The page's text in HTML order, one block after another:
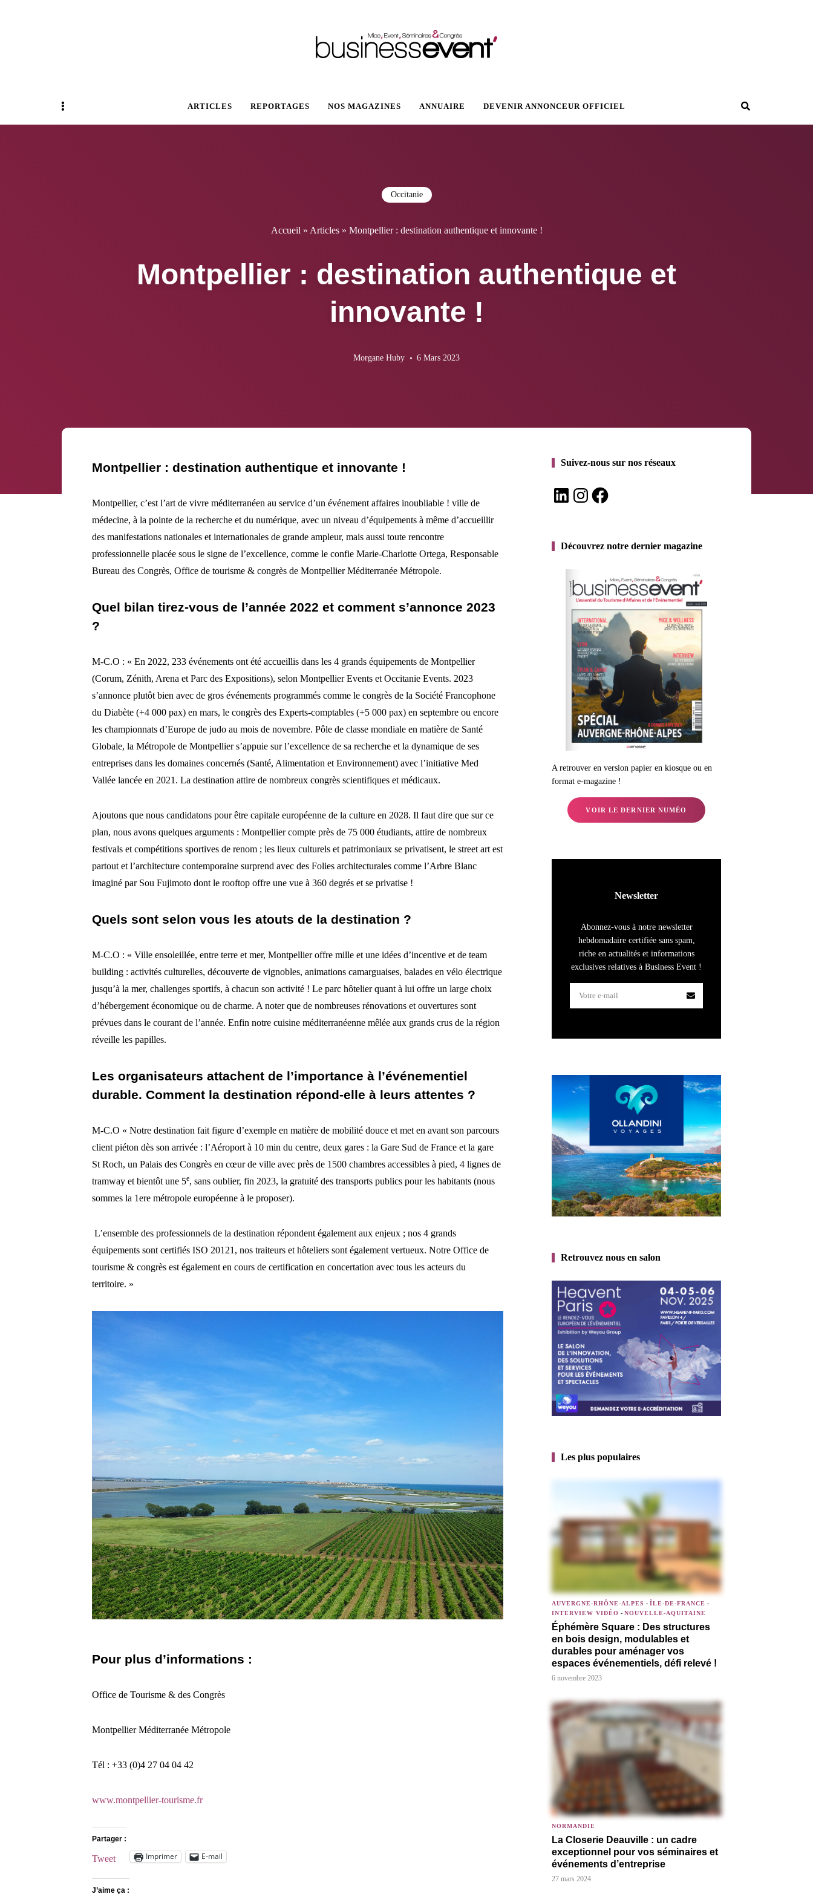
ARTICLES REPORTAGES NOS MAGAZINES ANNUAIRE DEVENIR ANNONCEUR OFFICIEL
Sidebar Recherche
Occitanie
Accueil » Articles» Montpellier : destination authentique et innovante !
Montpellier : destination authentique et
innovante !
Morgane Huby 6 Mars 2023
Montpellier : destination authentique et innovante !
Montpellier, c’est l’art de vivre méditerranéen au service d’un événement affaires inoubliable ! ville de
médecine, à la pointe de la recherche et du numérique, avec un niveau d’équipements à même d’accueillir
des manifestations nationales et internationales de grande ampleur, mais aussi toute rencontre
professionnelle placée sous le signe de l’excellence, comme le confie Marie-Charlotte Ortega, Responsable
Bureau des Congrès, Office de tourisme & congrès de Montpellier Méditerranée Métropole.
Quel bilan tirez-vous de l’année 2022 et comment s’annonce 2023
?
M-C.O : « En 2022, 233 événements ont été accueillis dans les 4 grands équipements de Montpellier
(Corum, Zénith, Arena et Parc des Expositions), selon Montpellier Events et Occitanie Events. 2023
s’annonce plutôt bien avec de gros événements programmés comme le congrès de la Société Francophone
du Diabète (+4 000 pax) en mars, le congrès des Experts-comptables (+5 000 pax) en septembre ou encore
les championnats d’Europe de judo au mois de novembre. Pôle de classe mondiale en matière de Santé
Globale, la Métropole de Montpellier s’appuie sur l’excellence de sa recherche et la dynamique de ses
entreprises dans les domaines concernés (Santé, Alimentation et Environnement) avec l’initiative Med
Vallée lancée en 2021. La destination attire de nombreux congrès scientifiques et médicaux.
Ajoutons que nous candidatons pour être capitale européenne de la culture en 2028. Il faut dire que sur ce
plan, nous avons quelques arguments : Montpellier compte près de 75 000 étudiants, attire de nombreux
festivals et compétitions sportives de renom ; les lieux culturels et patrimoniaux se privatisent, le street art est
partout et l’architecture contemporaine surprend avec des Folies architecturales comme l’Arbre Blanc
imaginé par Sou Fujimoto dont le rooftop offre une vue à 360 degrés et se privatise !
Quels sont selon vous les atouts de la destination ?
M-C.O : « Ville ensoleillée, entre terre et mer, Montpellier offre mille et une idées d’incentive et de team
building : activités culturelles, découverte de vignobles, animations camarguaises, balades en vélo électrique
jusqu’à la mer, challenges sportifs, à chacun son activité ! Le parc hôtelier quant à lui offre un large choix
d’hébergement économique ou de charme. A noter que de nombreuses rénovations et ouvertures sont
prévues dans le courant de l’année. Enfin notre cuisine méditerranéenne mêlée aux grands crus de la région
réveille les papilles.
Les organisateurs attachent de l’importance à l’événementiel
durable. Comment la destination répond-elle à leurs attentes ?
M-C.O « Notre destination fait figure d’exemple en matière de mobilité douce et met en avant son parcours
client piéton dès son arrivée : l’Aéroport à 10 min du centre, deux gares : la Gare Sud de France et la gare
St Roch, un Palais des Congrès en cœur de ville avec près de 1500 chambres accessibles à pied, 4 lignes de
tramway et bientôt une 5e, sans oublier, fin 2023, la gratuité des transports publics pour les habitants (nous
sommes la 1ere métropole européenne à le proposer).
L’ensemble des professionnels de la destination répondent également aux enjeux ; nos 4 grands
équipements sont certifiés ISO 20121, nos traiteurs et hôteliers sont également vertueux. Notre Office de
tourisme & congrès est également en cours de certification en concertation avec tous les acteurs du
territoire. »
Pour plus d’informations :
Office de Tourisme & des Congrès
Montpellier Méditerranée Métropole
Tél : +33 (0)4 27 04 04 42
www.montpellier-tourisme.fr
Partager :
Tweet Imprimer E-mail
J’aime ça :
Suivez-nous sur nos réseaux
LinkedInInstagramFacebook
Découvrez notre dernier magazine
A retrouver en version papier en kiosque ou en
format e-magazine !
VOIR LE DERNIER NUMÉO
Newsletter
Abonnez-vous à notre newsletter
hebdomadaire certifiée sans spam,
riche en actualités et informations
exclusives relatives à Business Event !
Retrouvez nous en salon
Les plus populaires
AUVERGNE-RHÔNE-ALPES - ÎLE-DE-FRANCE -
INTERVIEW VIDÉO - NOUVELLE-AQUITAINE
Éphémère Square : Des structures
en bois design, modulables et
durables pour aménager vos
espaces événementiels, défi relevé !
6 novembre 2023
NORMANDIE
La Closerie Deauville : un cadre
exceptionnel pour vos séminaires et
événements d’entreprise
27 mars 2024